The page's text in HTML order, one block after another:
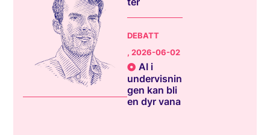
DEBATT
, 2026-06-02
AI i
undervisnin
gen kan bli
en dyr vana